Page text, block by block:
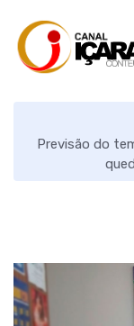
Previsão do